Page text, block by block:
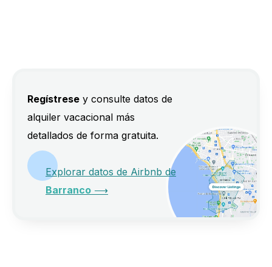
Regístrese y consulte datos de
alquiler vacacional más
detallados de forma gratuita.
Explorar datos de Airbnb de
Barranco ⟶